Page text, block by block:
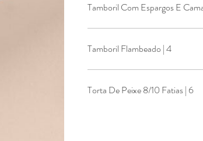
Tamboril Com Espargos E
Tamboril Flambeado | 4
Torta De Peixe 8/10 Fatias | 6